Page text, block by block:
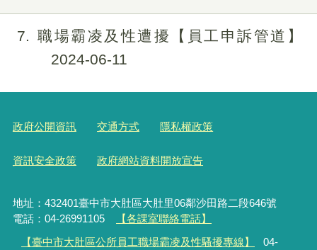
7
職場霸凌及性遭擾【員工申訴管道】
2024-06-11
政府公開資訊 交通方式 隱私權政策
資訊安全政策 政府網站資料開放宣告
地址：432401臺中市大肚區大肚里06鄰沙田路二段646號
電話：04-26991105
【各課室聯絡電話】
【臺中市大肚區公所員工職場霸凌及性騷擾專線】
04-